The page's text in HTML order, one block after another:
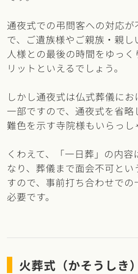
通夜式での弔問客への対応が
で、ご遺族様やご親族・親し
人様との最後の時間をゆっく
リットといえるでしょう。
しかし通夜式は仏式葬儀に
一部ですので、通夜式を省略
難色を示す寺院様もいらっし
くわえて、「一日葬」の内容
なり、葬儀まで面会不可とい
すので、事前打ち合わせで
必要です。
火葬式（かそうしき